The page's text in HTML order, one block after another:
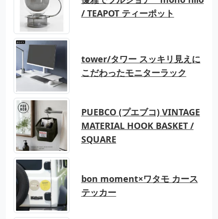
/ TEAPOT ティーポット
tower/タワー スッキリ見えに
こだわったモニターラック
PUEBCO (プエブコ) VINTAGE
MATERIAL HOOK BASKET /
SQUARE
bon moment×ワタモ カース
テッカー